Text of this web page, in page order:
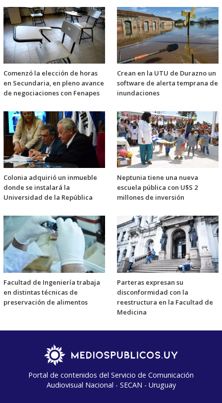
Comenzó la elección de horas
en Secundaria, en pleno avance
de negociaciones con Fenapes
Crean en la UTU de Durazno un
software de alerta temprana de
inundaciones
Colonia adquirió un inmueble
donde se instalará la
Universidad de la República
Neptunia tiene una nueva
escuela pública con U$S 2
millones de inversión
Facultad de Ingeniería trabaja
en distintas técnicas de
preservación de alimentos
Parteras expresan su
disconformidad con la
reestructura en la Facultad de
Medicina
Portal de contenidos del Servicio de Comunicación
Audiovisual Nacional - SECAN - Uruguay